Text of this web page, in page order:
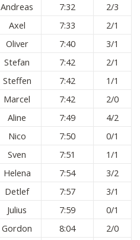
Andreas 7:32
2/3
Axel 7:33
2/1
Oliver 7:40
3/1
Stefan 7:42
2/1
Steffen 7:42
1/1
Marcel 7:42
2/0
Aline 7:49
4/2
Nico 7:50
0/1
Sven 7:51
1/1
Helena 7:54
3/2
Detlef 7:57
3/1
Julius 7:59
0/1
Gordon 8:04
2/0